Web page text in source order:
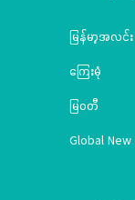
မြန်မာ့အလင်း
ကြေးမုံ
မြဝတီ
Global